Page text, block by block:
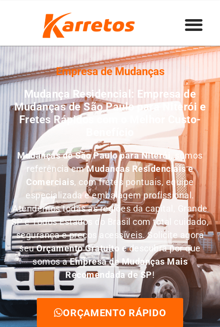
Empresa de Mudanças
Mudança Residencial: Empresa de
Mudanças de São Paulo para Niterói e
Fretes Rápidos com o Melhor Custo-
Mudanças de São Paulo para Niterói
, somos
referência emMudanças Residenciais e
Comerciais, com fretes pontuais, equipe
especializada e embalagem profissional.
Atendemos todas as regiões da capital, Grande
SP e Todos Estados do Brasil com total cuidado,
segurança e preços acessíveis. Solicite agora
seuOrçamento Gratuito
e descubra por que
somos aEmpresa de Mudanças Mais
Recomendada de SP!
ORÇAMENTO RÁPIDO